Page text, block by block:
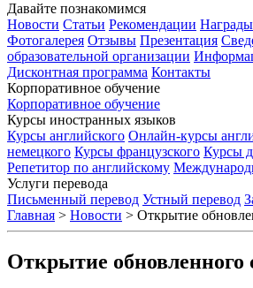
Давайте познакомимся
Новости Статьи Рекомендации Награды
Фотогалерея Отзывы Презентация
образовательной организации
Дисконтная программа Контакты
Корпоративное обучение
Корпоративное обучение
Курсы иностранных языков
Курсы английского Онлайн-курсы
немецкого Курсы французского Курсы
Репетитор по английскому
Услуги перевода
Письменный перевод Устный перевод
Главная > Новости > Открытие
Открытие обновленного